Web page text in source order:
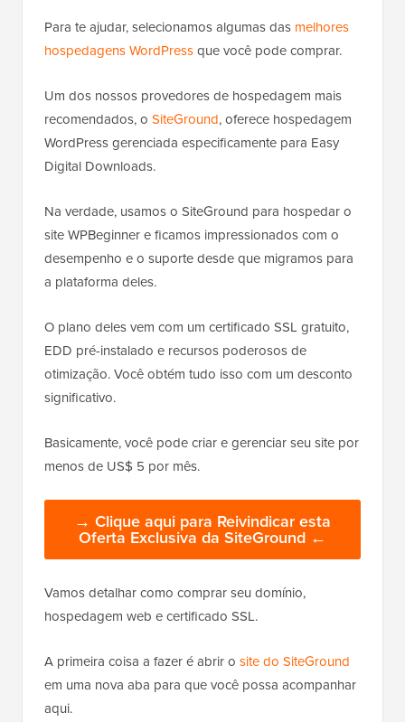
Para te ajudar, selecionamos algumas das melhores
hospedagens WordPressque você pode comprar.
Um dos nossos provedores de hospedagem mais
recomendados, o SiteGround, oferece hospedagem
WordPress gerenciada especificamente para Easy
Digital Downloads.
Na verdade, usamos o SiteGround para hospedar o
site WPBeginner e ficamos impressionados com o
desempenho e o suporte desde que migramos para
a plataforma deles.
O plano deles vem com um certificado SSL gratuito,
EDD pré-instalado e recursos poderosos de
otimização. Você obtém tudo isso com um desconto
significativo.
Basicamente, você pode criar e gerenciar seu site por
menos de US$ 5 por mês.
→ Clique aqui para Reivindicar esta
Oferta Exclusiva da SiteGround ←
Vamos detalhar como comprar seu domínio,
hospedagem web e certificado SSL.
A primeira coisa a fazer é abrir o site do SiteGround
em uma nova aba para que você possa acompanhar
aqui.